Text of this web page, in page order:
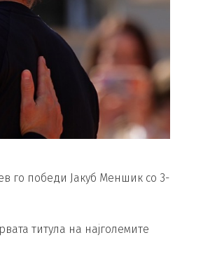
го победи Јакуб Меншик со 3-
титула на најголемите